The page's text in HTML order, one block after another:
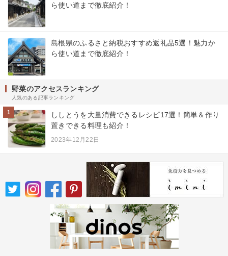
ら使い道まで徹底紹介！
島根県のふるさと納税おすすめ返礼品5選！魅力か
ら使い道まで徹底紹介！
野菜のアクセスランキング
人気のある記事ランキング
1
ししとうを大量消費できるレシピ17選！簡単＆作り
置きできる料理も紹介！
2023年12月22日